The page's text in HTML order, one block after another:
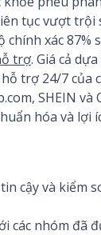
tục vượt
chính xác 87%
trợ. Giá cả
trợ 24/7 của
SHEIN và
hóa và
cậy và kiểm
các nhóm đã